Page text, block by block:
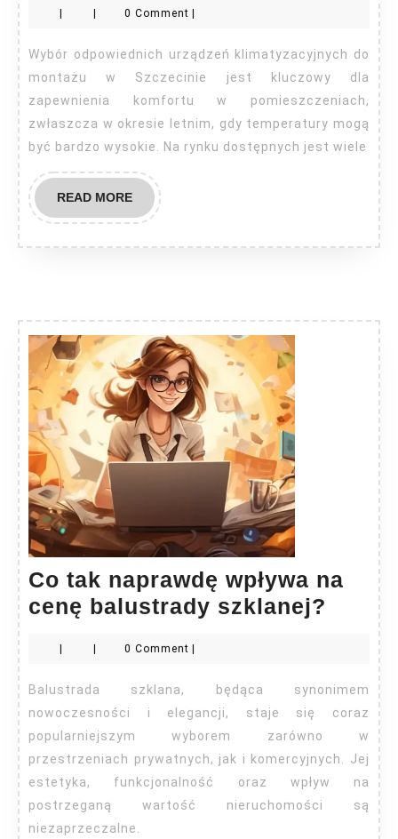
Szczecin
| | 0 Comment |
Wybór odpowiednich urządzeń klimatyzacyjnych do
montażu w Szczecinie jest kluczowy dla
zapewnienia komfortu w pomieszczeniach,
zwłaszcza w okresie letnim, gdy temperatury mogą
być bardzo wysokie. Na rynku dostępnych jest wiele
READ MOREREAD
MORE
Co tak naprawdę wpływa na
cenę balustrady szklanej?
na
cenę
0 Comment
Balustrada szklana, będąca synonimem
nowoczesności i elegancji, staje się coraz
popularniejszym wyborem zarówno w
przestrzeniach prywatnych, jak i komercyjnych. Jej
estetyka, funkcjonalność oraz wpływ na
postrzeganą wartość nieruchomości są
niezaprzeczalne.